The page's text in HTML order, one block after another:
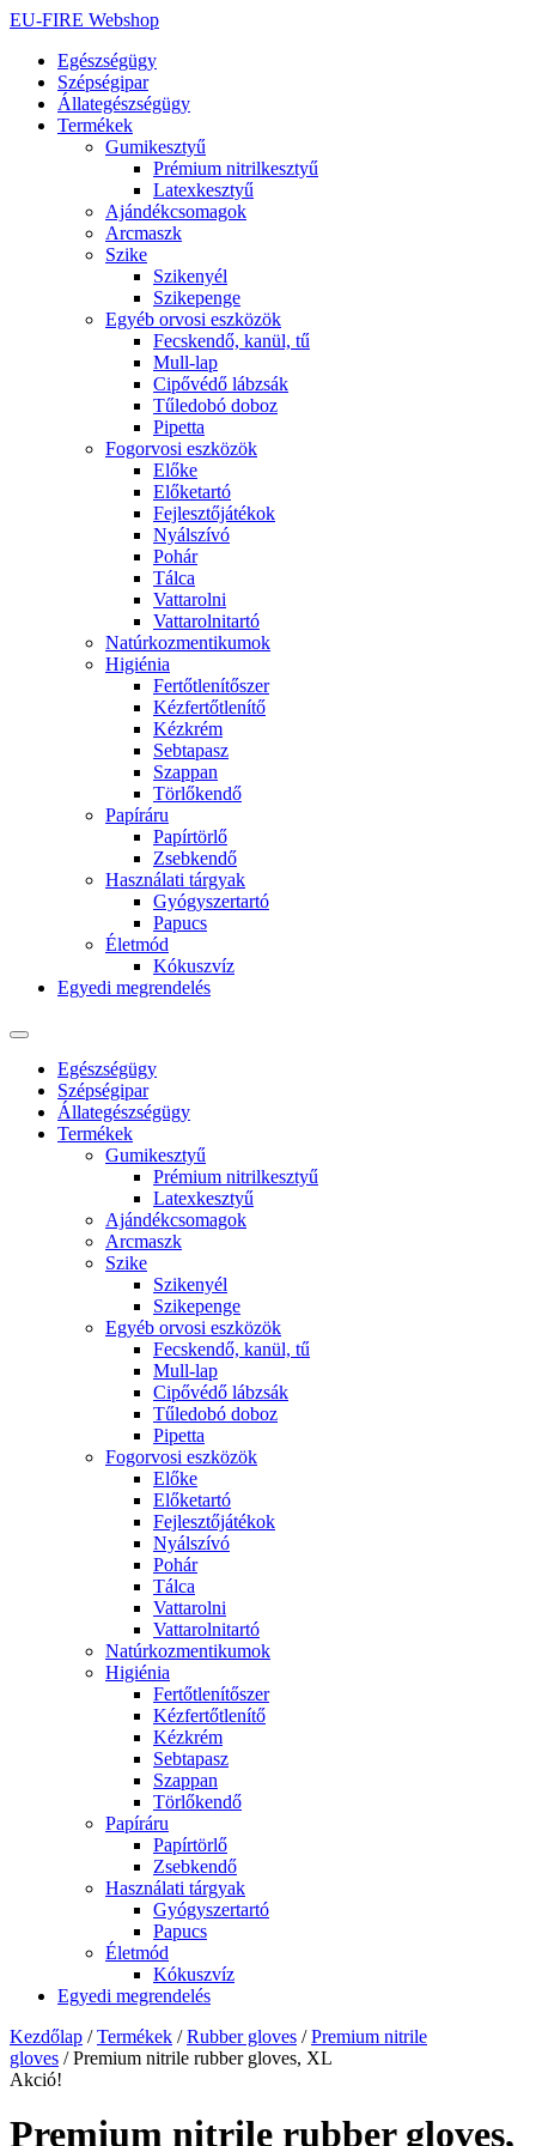
Ugrás
tartalomhoz
EU-FIRE Webshop
Egészségügy
Szépségipar
Állategészségügy
Termékek
Gumikesztyű
Prémium nitrilkesztyű
Latexkesztyű
Ajándékcsomagok
Arcmaszk
Szike
Szikenyél
Szikepenge
Egyéb orvosi eszközök
Fecskendő, kanül, tű
Mull-lap
Cipővédő lábzsák
Tűledobó doboz
Pipetta
Fogorvosi eszközök
Előke
Előketartó
Fejlesztőjátékok
Nyálszívó
Pohár
Tálca
Vattarolni
Vattarolnitartó
Natúrkozmentikumok
Higiénia
Fertőtlenítőszer
Kézfertőtlenítő
Kézkrém
Sebtapasz
Szappan
Törlőkendő
Papíráru
Papírtörlő
Zsebkendő
Használati tárgyak
Gyógyszertartó
Papucs
Életmód
Kókuszvíz
Egyedi megrendelés
Egészségügy
Szépségipar
Állategészségügy
Termékek
Gumikesztyű
Prémium nitrilkesztyű
Latexkesztyű
Ajándékcsomagok
Arcmaszk
Szike
Szikenyél
Szikepenge
Egyéb orvosi eszközök
Fecskendő, kanül, tű
Mull-lap
Cipővédő lábzsák
Tűledobó doboz
Pipetta
Fogorvosi eszközök
Előke
Előketartó
Fejlesztőjátékok
Nyálszívó
Pohár
Tálca
Vattarolni
Vattarolnitartó
Natúrkozmentikumok
Higiénia
Fertőtlenítőszer
Kézfertőtlenítő
Kézkrém
Sebtapasz
Szappan
Törlőkendő
Papíráru
Papírtörlő
Zsebkendő
Használati tárgyak
Gyógyszertartó
Papucs
Életmód
Kókuszvíz
Egyedi megrendelés
Kezdőlap /Termékek /Rubber gloves /Premium nitrile
gloves / Premium nitrile rubber gloves, XL
Akció!
Premium nitrile rubber gloves,